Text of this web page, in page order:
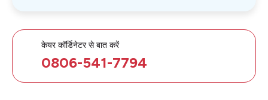
केयर कॉर्डिनेटर से बात करें
0806-541-7794